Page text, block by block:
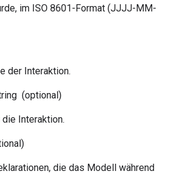
im ISO 8601-Format (JJJJ-MM-
der Interaktion.
(optional)
Interaktion.
die das Modell während